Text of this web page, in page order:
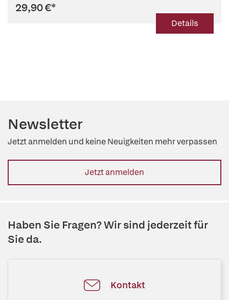
29,90 €*
Details
Newsletter
Jetzt anmelden und keine Neuigkeiten mehr verpassen
Jetzt anmelden
Haben Sie Fragen? Wir sind jederzeit für
Sie da.
Kontakt